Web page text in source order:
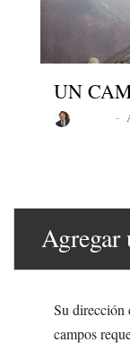
UN
Agregar
Su dirección
campos